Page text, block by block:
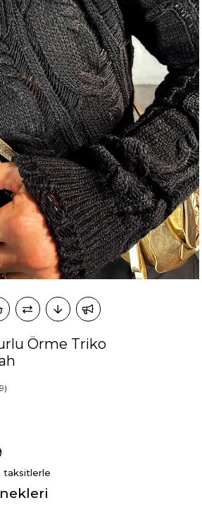
Örme Triko
taksitlerle
kapsamında tarafınızca korunmasını, sms ve
almayıkabul ediyorum.
Çevir Kazan